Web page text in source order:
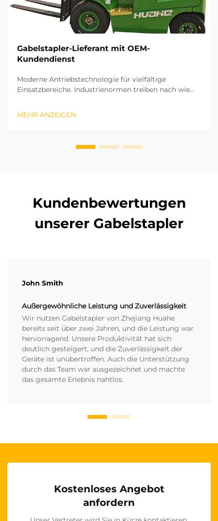
Gabelstapler-Lieferant mit OEM-
Kundendienst
Moderne Antriebstechnologie für vielfältige
Einsatzbereiche. Industrienormen treiben nach wie
Gabelstapler laden schnell und emittieren keinerlei
MEHR ANZEIGEN
Kundenbewertungen
unserer Gabelstapler
John Smith
Außergewöhnliche Leistung und Zuverlässigkeit
Wir nutzen Gabelstapler von Zhejiang Huahe
bereits seit über zwei Jahren, und die Leistung war
hervorragend. Unsere Produktivität hat sich
deutlich gesteigert, und die Zuverlässigkeit der
Geräte ist unübertroffen. Auch die Unterstützung
durch das Team war ausgezeichnet und machte
das gesamte Erlebnis nahtlos.
Kostenloses Angebot
anfordern